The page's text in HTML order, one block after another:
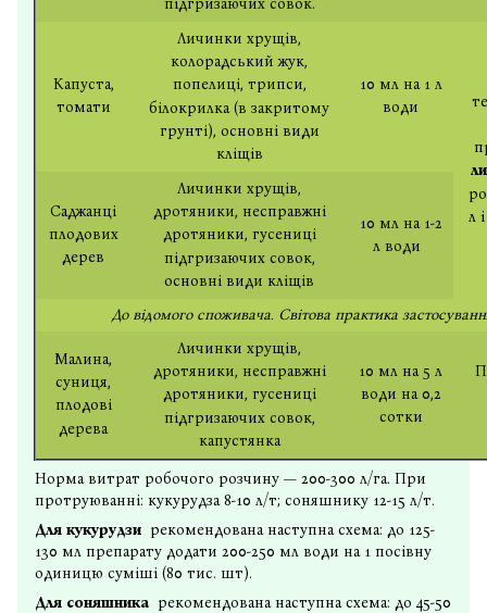
підгризаючих совок.
Капуста,
томати
Личинки хрущів,
колорадський жук,
попелиці, трипси,
білокрилка (в закритому
грунті), основні види
кліщів
10 мл на 1 л
води
л
Саджанці
плодових
дерев
Личинки хрущів,
дротяники, несправжні
дротяники, гусениці
підгризаючих совок,
основні види кліщів
10 мл на 1-2
л води
До відомого споживача. Світова практика
Малина,
суниця,
плодові
дерева
Личинки хрущів,
дротяники, несправжні
дротяники, гусениці
підгризаючих совок,
капустянка
10 мл на 5 л
води на 0,2
сотки
Норма витрат робочого розчину — 200-300 л/га. При
протруюванні: кукурудза 8-10 л/т; соняшнику 12-15 л/т.
Для кукурудзи рекомендована наступна схема: до 125-
130 мл препарату додати 200-250 мл води на 1 посівну
одиницю суміші (80 тис. шт).
Для соняшникарекомендована наступна схема: до 45-50